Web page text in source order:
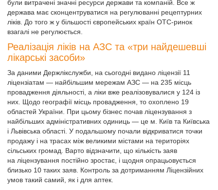
були витрачені значні ресурси держави та компаній. Все ж
держава має сконцентруватися на регулюванні рецептурних
ліків. До того ж у більшості європейських країн ОТС-ринок
взагалі не регулюється.
Реалізація ліків на АЗС та «три найдешевші
лікарські засоби»
За даними Держлікслужби, на сьогодні видано ліцензії 11
ліцензіатам — найбільшим мережам АЗС — на 235 місць
провадження діяльності, а ліки вже реалізовувалися у 124 із
них. Щодо географії місць провадження, то охоплено 19
областей України. При цьому бізнес почав ліцензування з
найбільших адміністративних одиниць — це м. Київ та Київська
і Львівська області. У подальшому почали відкриватися точки
продажу і на трасах між великими містами на територіях
сільських громад. Варто відзначити, що кількість заяв
на ліцензування постійно зростає, і щодня опрацьовується
близько 10 таких заяв. Контроль за дотриманням Ліцензійних
умов такий самий, як і для аптек.